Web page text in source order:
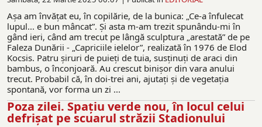
Așa am învățat eu, în copilărie, de la bunica: „Ce-a înfulecat
lupul... e bun mâncat”. Și asta m-am trezit spunându-mi în
gând ieri, când am trecut pe lângă sculptura „arestată” de pe
Faleza Dunării - „Capriciile ielelor”, realizată în 1976 de Elod
Kocsis. Patru șiruri de puieți de tuia, susținuți de araci din
bambus, o înconjoară. Au crescut binișor din vara anului
trecut. Probabil că, în doi-trei ani, ajutați și de vegetația
spontană, vor forma un zi ...
Poza zilei. Spațiu verde nou, în locul celui
defrișat pe scuarul străzii Stadionului